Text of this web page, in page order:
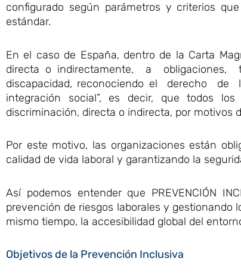
configurado según parámetros y criterios
estándar.
En el caso de España, dentro de la Carta
directa o indirectamente, a obligaciones,
discapacidad, reconociendo el derecho de
integración social”, es decir, que todos
discriminación, directa o indirecta, por motivos
Por este motivo, las organizaciones están
calidad de vida laboral y garantizando la
Así podemos entender que PREVENCIÓN
prevención de riesgos laborales y gestionando
mismo tiempo, la accesibilidad global del
Objetivos de la Prevención Inclusiva